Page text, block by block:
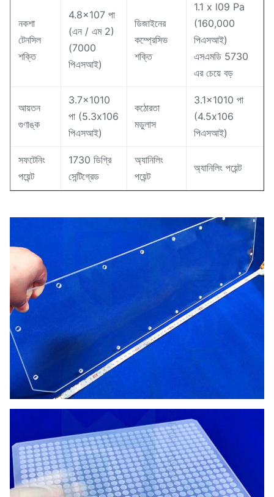
নকশা
টেনসিল
শক্তি
4.8x107 পা
(এন / এম 2)
(7000
পিএসআই)
ডিজাইনের
কম্প্রেসিভ
শক্তি
1.1 x l09 Pa
(160,000
পিএসআই)
এসএমডি 5730
এর চেয়ে বড়
আয়তন
গুণাঙ্ক
3.7x1010
পা (5.3x106
পিএসআই)
কঠোরতা
মডুলাস
3.1x1010 পা
(4.5x106
পিএসআই)
সফটেনিং
পয়েন্ট
1730 ডিগ্রি
সেন্টিগ্রেড
অ্যানিলিং
পয়েন্ট
অ্যানিলিং পয়েন্ট